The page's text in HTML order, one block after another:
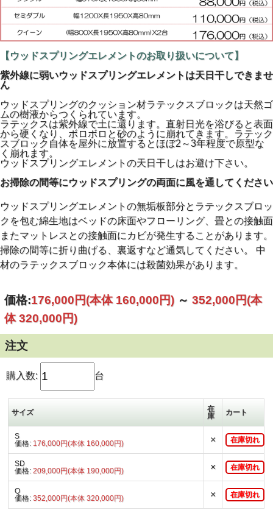
なんといってもこのウッドスプリングがすごいのは…プラス
チックや金属を使わずに硬さの調節ができること。
41本のホワイトビーチ無垢板とラテックスブロック、カバー
＆ポケットは綿（コットン）100%と素材はすべて天然（ナ
チュラル）素材です。
中央に配置された10個ラテックスブロックを使って、幅を広
ります。
逆に狭めれば沈み込みが浅く（硬く）なり身体は持ち上がる
というシステム。
仰向き寝のときには、お尻と肩甲骨をある程度沈めて、腰を
持ち上げることで寝姿勢をまっすぐにします。
横向き寝のときには、肩部分のラテックスブロックの幅を広
げることにより、肩への負担が少なくなります。
【ウッドスプリングエレメントのお取り扱いについて】
紫外線に弱いウッドスプリングエレメントは天日干しできませ
ん
ウッドスプリングのクッション材ラテックスブロックは天然ゴ
ムの樹液からつくられています。
ラテックスは紫外線で土に還ります。直射日光を浴びると表面
から硬くなり、ボロボロと砂のように崩れてきます。ラテック
スブロック自体を屋外に放置するとほぼ2～3年程度で原型な
く崩れます。
ウッドスプリングエレメントの天日干しはお避け下さい。
お掃除の間等にウッドスプリングの両面に風を通してください
ウッドスプリングエレメントの無垢板部分とラテックスブロッ
クを包む綿生地はベッドの床面やフローリング、畳との接触面
またマットレスとの接触面にカビが発生することがあります。
掃除の間等に折り曲げる、裏返すなど通気してください。 中
材のラテックスブロック本体には殺菌効果があります。
価格:176,000円(本体 160,000円) ～ 352,000円(本
体 320,000円)
注文
購入数: 台
サイズ
在
庫
カート
S
価格: 176,000円(本体 160,000円) × 在庫切れ
SD
価格:209,000円(本体 190,000円) × 在庫切れ
Q
価格:352,000円(本体 320,000円) × 在庫切れ